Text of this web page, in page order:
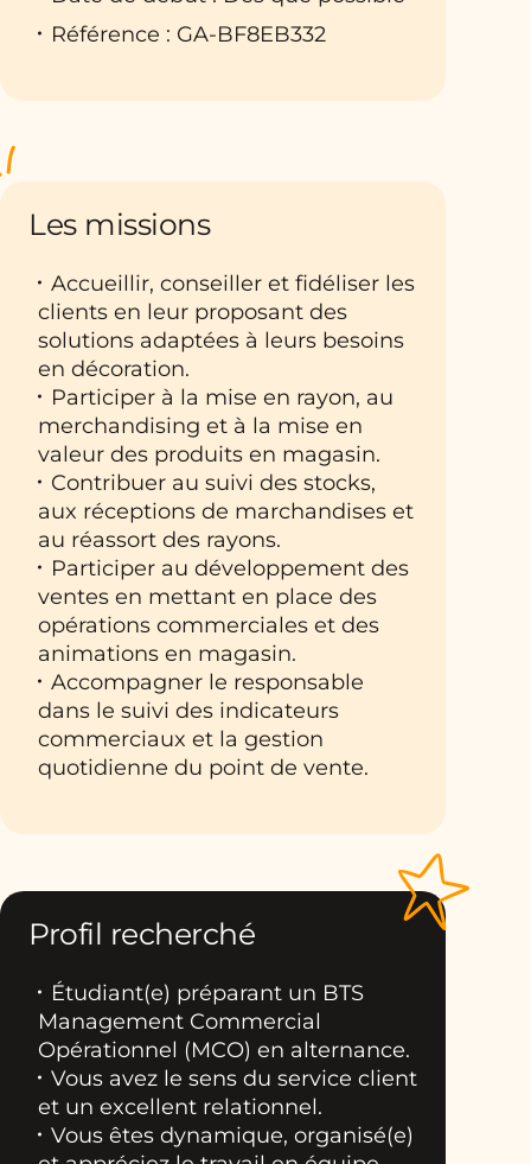
Référence : GA-BF8EB332
Les missions
Accueillir, conseiller et fidéliser les
clients en leur proposant des
solutions adaptées à leurs besoins
en décoration.
Participer à la mise en rayon, au
merchandising et à la mise en
valeur des produits en magasin.
Contribuer au suivi des stocks,
aux réceptions de marchandises et
au réassort des rayons.
Participer au développement des
ventes en mettant en place des
opérations commerciales et des
animations en magasin.
Accompagner le responsable
dans le suivi des indicateurs
commerciaux et la gestion
quotidienne du point de vente.
Profil recherché
Étudiant(e) préparant un BTS
Management Commercial
Opérationnel (MCO) en alternance.
Vous avez le sens du service client
et un excellent relationnel.
Vous êtes dynamique, organisé(e)